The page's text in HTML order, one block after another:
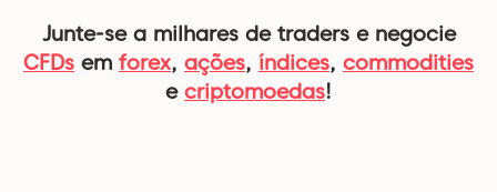
Junte-se a milhares de traders e negocie
CFDs em forex, ações, índices, commodities
e criptomoedas!